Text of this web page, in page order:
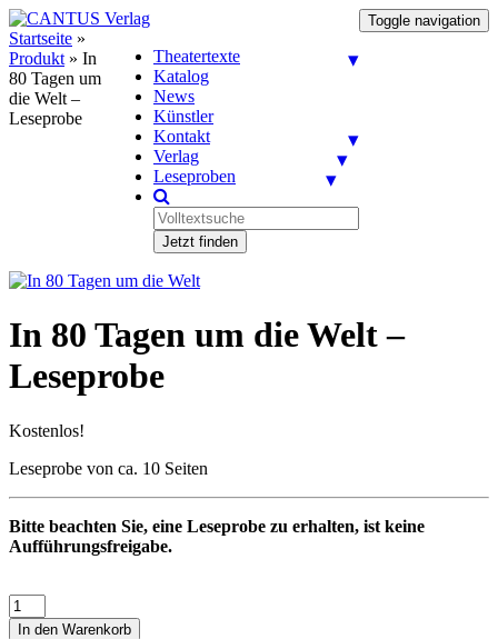
Toggle navigation
Theatertexte
Katalog
News
Künstler
Kontakt
Verlag
Leseproben
Jetzt finden
Startseite »
Produkt » In
80 Tagen um
die Welt –
Leseprobe
In 80 Tagen um die Welt –
Leseprobe
Kostenlos!
Leseprobe von ca. 10 Seiten
Bitte beachten Sie, eine Leseprobe zu erhalten, ist keine
Aufführungsfreigabe.
In den Warenkorb